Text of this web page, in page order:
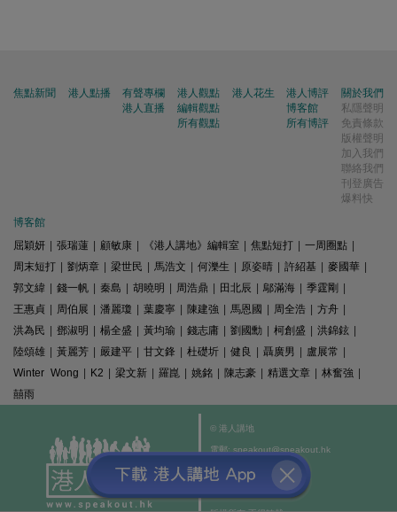
焦點新聞 港人點播
有聲專欄
港人直播
港人觀點
編輯觀點
所有觀點
港人花生
港人博評
博客館
所有博評
關於我們
私隱聲明
免責條款
版權聲明
加入我們
聯絡我們
刊登廣告
爆料快
博客館
屈穎妍
張瑞蓮 顧敏康 《港人講地》編輯室 焦點短打 一周圈點
周末短打
劉炳章 梁世民 馬浩文 何濼生 原姿晴 許紹基 麥國華
郭文緯
錢一帆 秦島 胡曉明 周浩鼎 田北辰 鄔滿海 季霆剛
王惠貞
周伯展 潘麗瓊 葉慶寧 陳建強 馬恩國 周全浩 方舟
洪為民
鄧淑明 楊全盛 黃均瑜 錢志庸 劉國勳 柯創盛 洪錦鉉
陸頌雄
黃麗芳 嚴建平 甘文鋒 杜礎圻 健良 聶廣男 盧展常
Winter Wong
K2 梁文新 羅崑 姚銘 陳志豪 精選文章 林奮強
囍雨
© 港人講地
電郵: speakout@speakout.hk
傳真: 85228041301
All rights reserved.